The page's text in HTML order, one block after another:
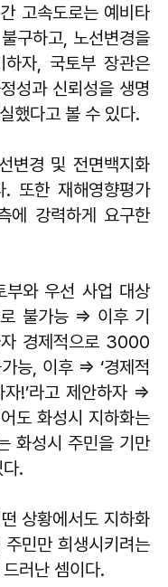
고속도로는 예비타
구하고, 노선변경을
자, 국토부 장관은
성과 신뢰성을 생명
했다고 볼 수 있다.
변경 및 전면백지화
또한 재해영향평가
에 강력하게 요구한
부와 우선 사업 대상
불가능 ⇒ 이후 기
경제적으로 3000
능, 이후 ⇒ ‘경제적
!’라고 제안하자 ⇒
도 화성시 지하화는
화성시 주민을 기만
.
상황에서도 지하화
민만 희생시키려는
러난 셈이다.